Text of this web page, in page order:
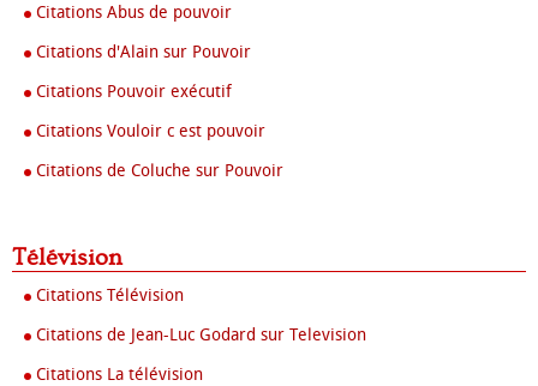
Citations Abus de pouvoir
Citations d'Alain sur Pouvoir
Citations Pouvoir exécutif
Citations Vouloir c est pouvoir
Citations de Coluche sur Pouvoir
Télévision
Citations Télévision
Citations de Jean-Luc Godard sur Television
Citations La télévision